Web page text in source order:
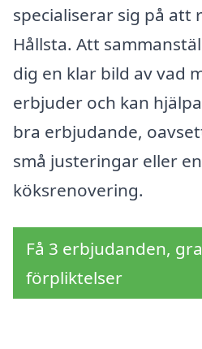
specialiserar sig på att
Hållsta. Att
dig en klar bild av vad
erbjuder och kan
bra erbjudande,
små justeringar eller
köksrenovering.
Få 3 erbjudanden,
förpliktelser